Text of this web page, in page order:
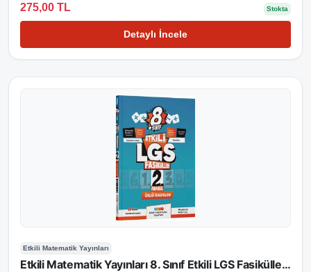
275,00 TL Stokta
Detaylı İncele
Etkili Matematik Yayınları
Etkili Matematik Yayınları 8. Sınıf Etkili LGS Fasikülleri Üslü İfadeler 2